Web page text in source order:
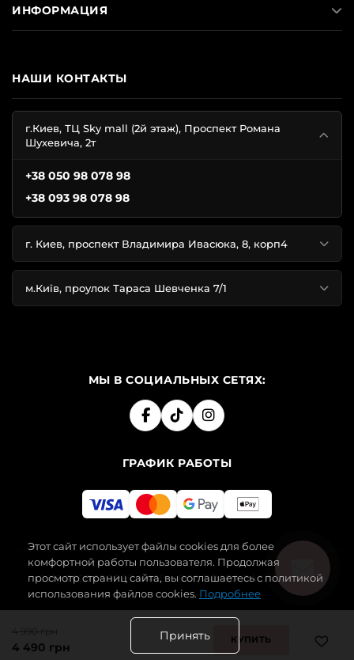
4 490 грн
КУПИТЬ
НАШИ КОНТАКТЫ
г.Киев, ТЦ Sky mall (2й этаж), Проспект Романа
Шухевича, 2т
+38 050 98 078 98
+38 093 98 078 98
г. Киев, проспект Владимира Ивасюка, 8, корп4
м.Київ, проулок Тараса Шевченка 7/1
ИНФОРМАЦИЯ
МЫ В СОЦИАЛЬНЫХ СЕТЯХ:
ГРАФИК РАБОТЫ
2019-2026 SECRET ANGEL. ВСЕ ПРАВА ЗАЩИЩЕНЫ.
Этот сайт использует файлы cookies для более
комфортной работы пользователя. Продолжая
просмотр страниц сайта, вы соглашаетесь с политикой
использования файлов cookies. Подробнее
Принять